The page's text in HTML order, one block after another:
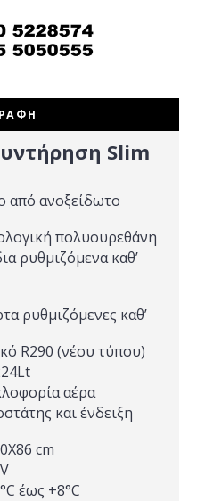
Slim
από ανοξείδωτο
πολυουρεθάνη
ρυθμιζόμενα καθ’
ρυθμιζόμενες καθ’
R290 (νέου τύπου)
αέρα
και ένδειξη
cm
έως +8°C